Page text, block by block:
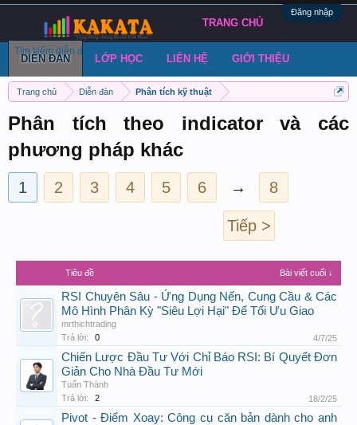
Đăng nhập
Trang chủ Diễn đàn Phân tích kỹ thuật
Phân tích theo indicator và các
phương pháp khác
1 2 3 4 5 6 → 8
Tiếp >
Tiêu đề Bài viết cuối ↓
RSI Chuyên Sâu - Ứng Dụng Nến, Cung Cầu & Các
Mô Hình Phân Kỳ "Siêu Lợi Hại" Để Tối Ưu Giao
mrthichtrading
Trả lời:
0 4/7/25
Chiến Lược Đầu Tư Với Chỉ Báo RSI: Bí Quyết Đơn
Giản Cho Nhà Đầu Tư Mới
Tuấn Thành
Trả lời:
2 18/2/25
Pivot - Điểm Xoay: Công cụ căn bản dành cho anh
TRANG CHỦ
DIỄN ĐÀN
Tìm kiếm diễn đàn Bài viết gần đây Đăng chủ đề
LỚP HỌC LIÊN HỆ GIỚI THIỆU